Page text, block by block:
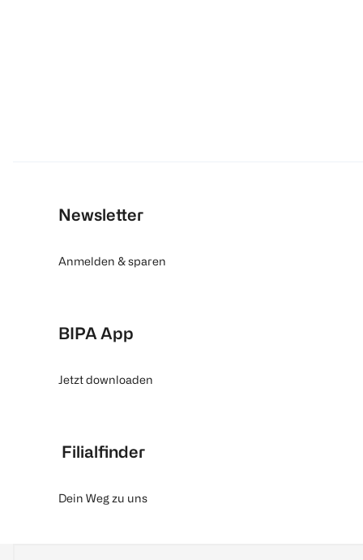
Newsletter
Anmelden & sparen
BIPA App
Jetzt downloaden
Filialfinder
Dein Weg zu uns